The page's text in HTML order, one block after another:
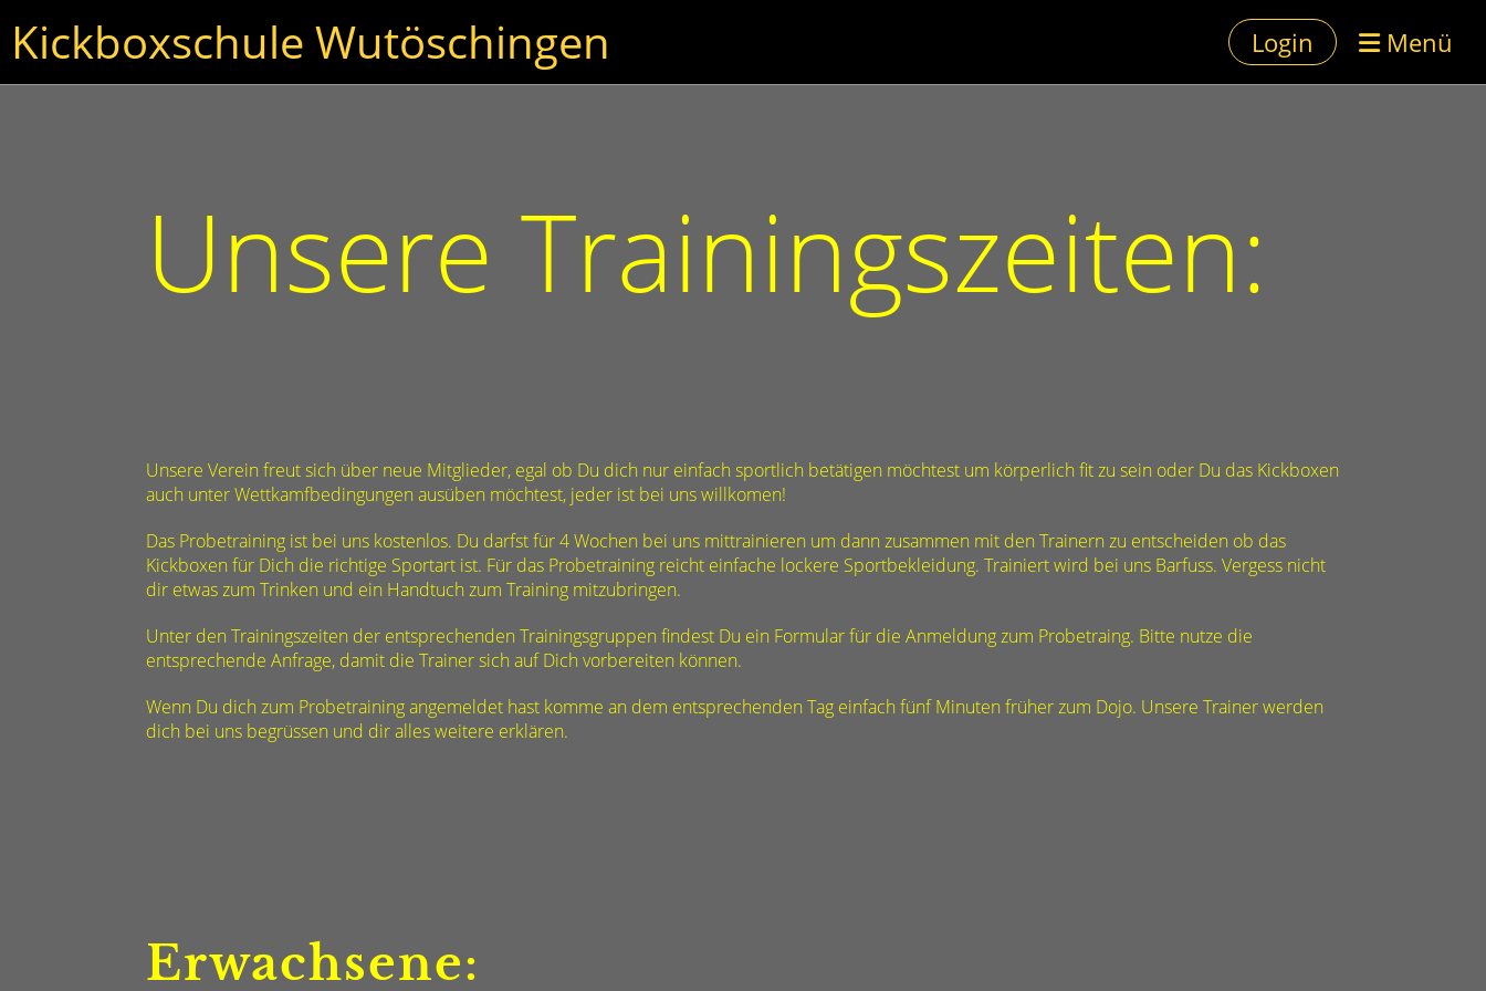
Kickboxschule Wutöschingen Login Menü
Unsere Trainingszeiten:
Unsere Verein freut sich über neue Mitglieder, egal ob Du dich nur einfach sportlich betätigen möchtest um körperlich fit zu sein oder Du das Kickboxen
auch unter Wettkamfbedingungen ausüben möchtest, jeder ist bei uns willkomen!
Das Probetraining ist bei uns kostenlos. Du darfst für 4 Wochen bei uns mittrainieren um dann zusammen mit den Trainern zu entscheiden ob das
Kickboxen für Dich die richtige Sportart ist. Für das Probetraining reicht einfache lockere Sportbekleidung. Trainiert wird bei uns Barfuss. Vergess nicht
dir etwas zum Trinken und ein Handtuch zum Training mitzubringen.
Unter den Trainingszeiten der entsprechenden Trainingsgruppen findest Du ein Formular für die Anmeldung zum Probetraing. Bitte nutze die
entsprechende Anfrage, damit die Trainer sich auf Dich vorbereiten können.
Wenn Du dich zum Probetraining angemeldet hast komme an dem entsprechenden Tag einfach fünf Minuten früher zum Dojo. Unsere Trainer werden
dich bei uns begrüssen und dir alles weitere erklären.
Erwachsene: